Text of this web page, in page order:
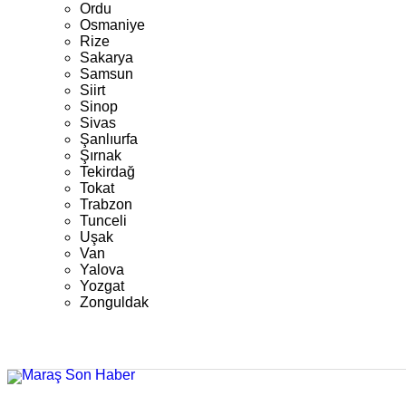
Ordu
Osmaniye
Rize
Sakarya
Samsun
Siirt
Sinop
Sivas
Şanlıurfa
Şırnak
Tekirdağ
Tokat
Trabzon
Tunceli
Uşak
Van
Yalova
Yozgat
Zonguldak